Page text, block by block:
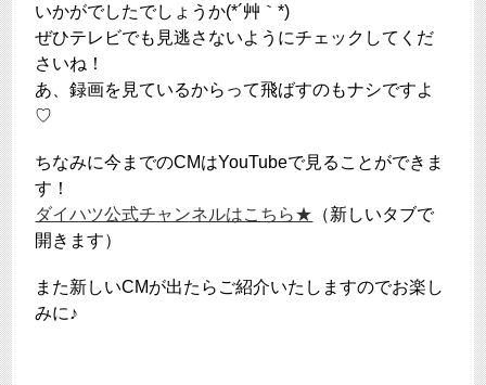
いかがでしたでしょうか(*´艸｀*)
ぜひテレビでも見逃さないようにチェックしてくだ
さいね！
あ、録画を見ているからって飛ばすのもナシですよ
♡
ちなみに今までのCMはYouTubeで見ることができま
す！
ダイハツ公式チャンネルはこちら★ （新しいタブで
開きます）
また新しいCMが出たらご紹介いたしますのでお楽し
みに♪